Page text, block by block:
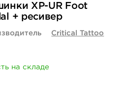
XP-UR Foot
+ ресивер
Critical Tattoo
на складе